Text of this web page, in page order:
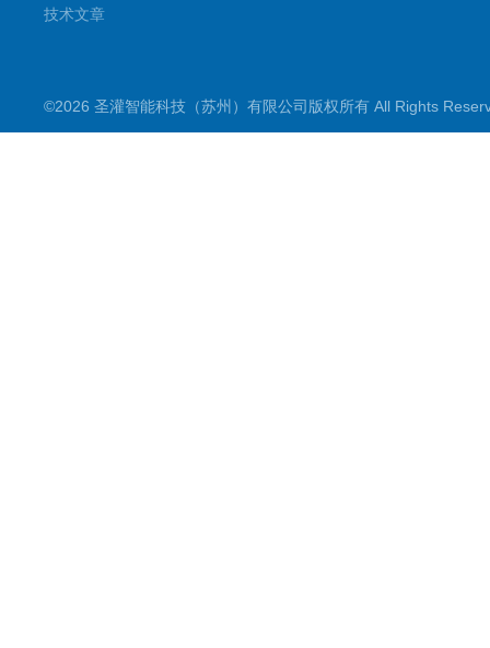
技术文章
©2026 圣灌智能科技（苏州）有限公司版权所有 All Rights